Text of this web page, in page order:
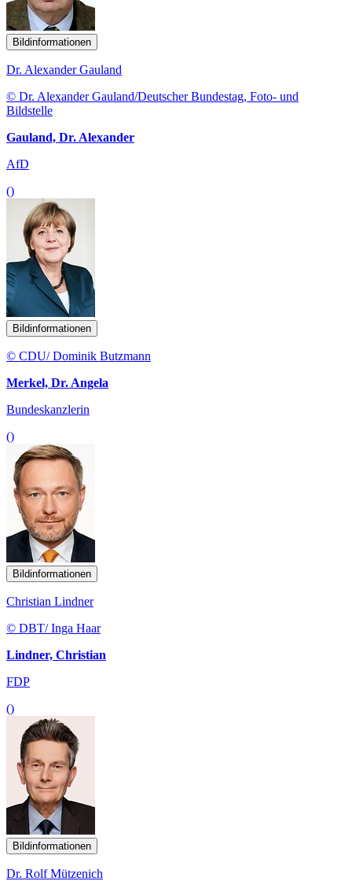
Bildinformationen
Dr. Alexander Gauland
© Dr. Alexander Gauland/Deutscher Bundestag, Foto- und
Bildstelle
Gauland, Dr. Alexander
AfD
()
Bildinformationen
© CDU/ Dominik Butzmann
Merkel, Dr. Angela
Bundeskanzlerin
()
Bildinformationen
Christian Lindner
© DBT/ Inga Haar
Lindner, Christian
FDP
()
Bildinformationen
Dr. Rolf Mützenich